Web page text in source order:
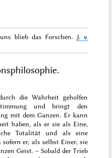
blieb das Forschen. J. v.
die Wahrheit geholfen
und bringt den
mit dem Ganzen. Er kann
haben, als er sie als Eine,
Totalität und als eine
er, als selbst Einer, sie
Geist. – Sobald der Trieb